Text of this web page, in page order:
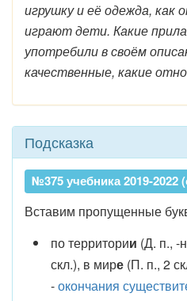
игрушку и её одежда, как
играют дети. Какие
употребили в своём
качественные, какие
Подсказка
№375 учебника 2019-2022
Вставим пропущенные
по территории (Д. п., -
скл.), в мире(П. п., 2
-окончания